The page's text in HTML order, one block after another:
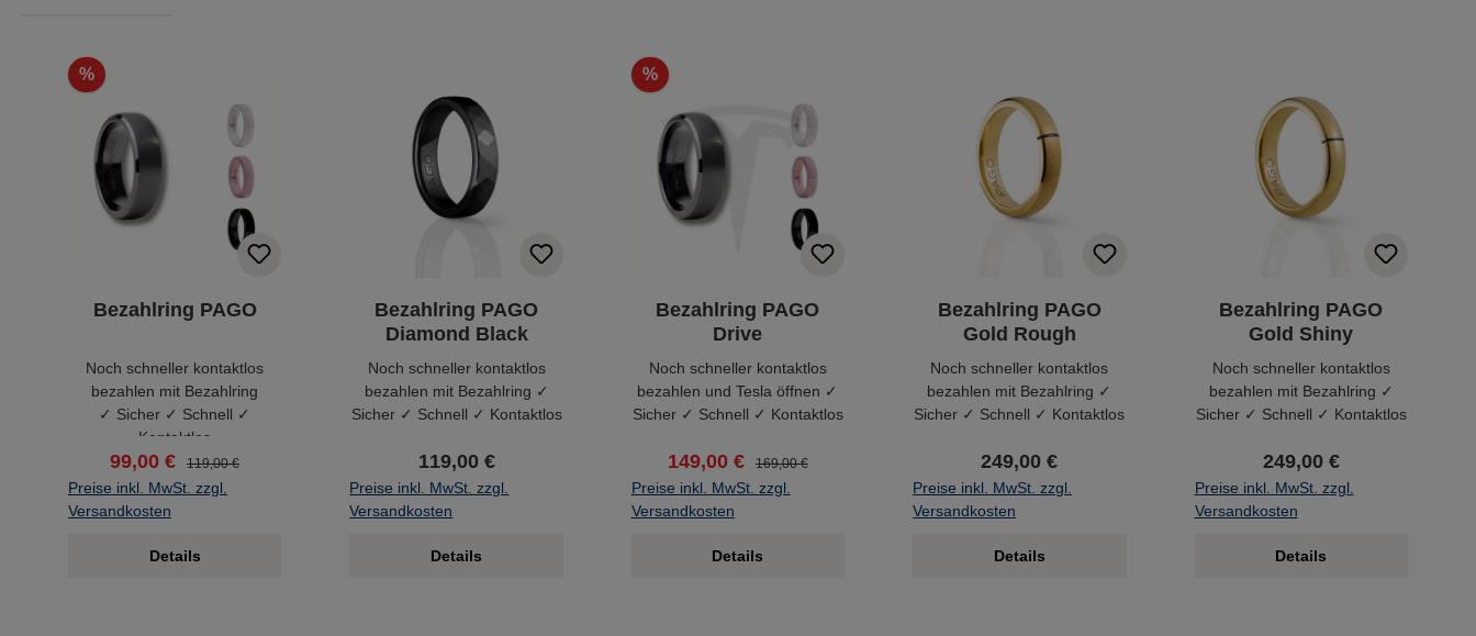
%
Bezahlring PAGO
Noch schneller kontaktlos
bezahlen mit Bezahlring
✓ Sicher ✓ Schnell ✓
Kontaktlos
99,00 € 119,00 €
Preise inkl. MwSt. zzgl.
Versandkosten
Details
Bezahlring PAGO
Diamond Black
Noch schneller kontaktlos
bezahlen mit Bezahlring ✓
Sicher ✓ Schnell ✓ Kontaktlos
119,00 €
Preise inkl. MwSt. zzgl.
Versandkosten
Details
%
Bezahlring PAGO
Drive
Noch schneller kontaktlos
bezahlen und Tesla öffnen ✓
Sicher ✓ Schnell ✓ Kontaktlos
149,00 € 169,00 €
Preise inkl. MwSt. zzgl.
Versandkosten
Details
Bezahlring PAGO
Gold Rough
Noch schneller kontaktlos
bezahlen mit Bezahlring ✓
Sicher ✓ Schnell ✓ Kontaktlos
249,00 €
Preise inkl. MwSt. zzgl.
Versandkosten
Details
Bezahlring PAGO
Gold Shiny
Noch schneller kontaktlos
bezahlen mit Bezahlring ✓
Sicher ✓ Schnell ✓ Kontaktlos
249,00 €
Preise inkl. MwSt. zzgl.
Versandkosten
Details